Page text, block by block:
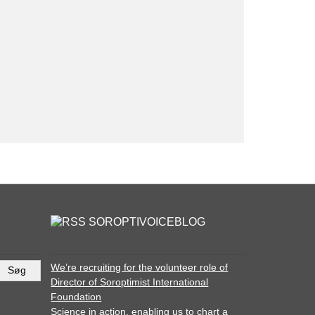
SOROPTIVOICEBLOG
We’re recruiting for the volunteer role of
Director of Soroptimist International
Foundation
Science in action, enabling us to chart a